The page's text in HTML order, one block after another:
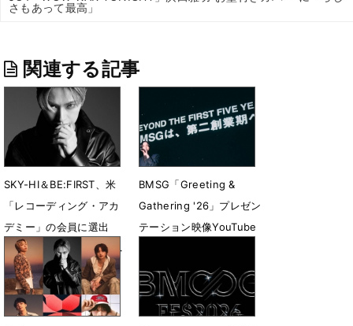
さもあって最高」
関連する記事
SKY-HI＆BE:FIRST、米
「レコーディング・アカ
デミー」の会員に選出
「第69回グラミー賞」へ
の投票および出席資格を
獲得
7月16日 10時04分
BMSG「Greeting &
Gathering '26」プレゼン
テーション映像YouTube
全貌を提示
7月12日 21時50分